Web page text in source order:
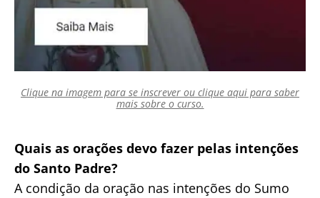
Clique na imagem para se inscrever ou clique aqui para saber
mais sobre o curso.
Quais as orações devo fazer pelas intenções
do Santo Padre?
A condição da oração nas intenções do Sumo